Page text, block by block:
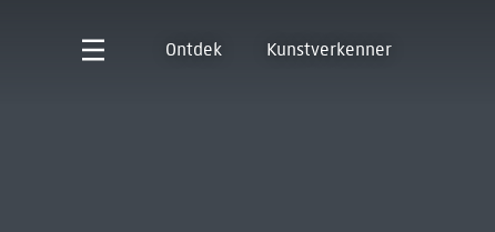
Ontdek Kunstverkenner